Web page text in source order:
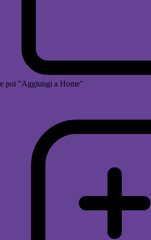
e poi "Aggiungi a Home"